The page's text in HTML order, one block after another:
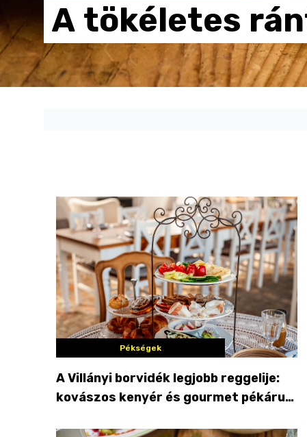
A tökéletes
Pékségek
A Villányi borvidék legjobb reggelije:
kovászos kenyér és gourmet pékáruk